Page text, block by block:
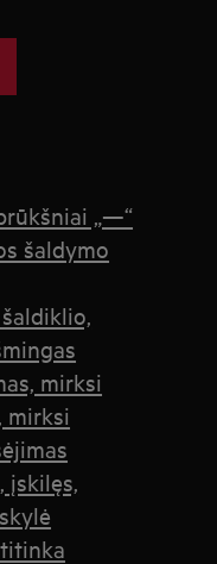
„—“
šaldymo
mirksi
mirksi
įskilęs,